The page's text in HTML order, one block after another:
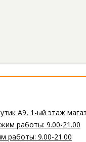
А9, 1-ый этаж
работы: 9.00-21.00
работы: 9.00-21.00